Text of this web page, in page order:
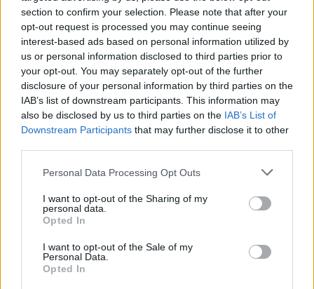
section to confirm your selection. Please note that after your
opt-out request is processed you may continue seeing
interest-based ads based on personal information utilized by
us or personal information disclosed to third parties prior to
your opt-out. You may separately opt-out of the further
disclosure of your personal information by third parties on the
IAB’s list of downstream participants. This information may
also be disclosed by us to third parties on the IAB’s List of
Downstream Participants that may further disclose it to other
Please note that this website/app uses one or more Google
not limited to your visit or usage behaviour. You may click to
grant or deny consent to Google and its third-party tags to
use your data for below specified purposes in below Google
consent section.
Personal Data Processing Opt Outs
I want to opt-out of the Sharing of my
personal data.
Opted In
I want to opt-out of the Sale of my
Personal Data.
Opted In
élte, ám a potentát váratlanul bejelentette, hogy
nem indul újra az elnöki posztért. A szervezet új első
embere Németh Miklós, a Közgép Zrt. elnök-
vezérigazgatója lesz. (A cég egyesek szerint a
kormány „új Vegyépszere”; szerintük a vállalat neve
gyakran tűnik majd fel az állami infrastruktúra-
beruházások kapcsán a következő években.) Lapunk
úgy tudja, az új sportirányítás informálisan azt
tudatta az „önként távozott” vezetővel, hogy a hoki
központi támogatása sínyli meg, ha posztján marad.
Studniczky állítólag egy közvetlen munkatársától
Jó lenne tudni, mi igaz ebből.
F. Kapus
16 éve